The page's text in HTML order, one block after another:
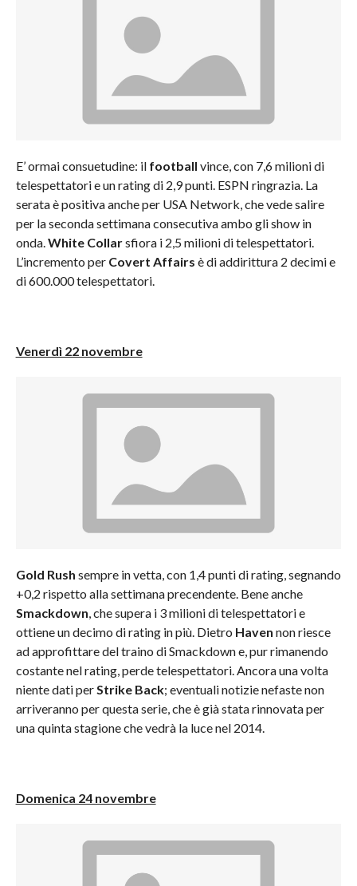
E’ ormai consuetudine: il football vince, con 7,6 milioni di
telespettatori e un rating di 2,9 punti. ESPN ringrazia. La
serata è positiva anche per USA Network, che vede salire
per la seconda settimana consecutiva ambo gli show in
onda. White Collarsfiora i 2,5 milioni di telespettatori.
L’incremento per Covert Affairs è di addirittura 2 decimi e
di 600.000 telespettatori.
Venerdì 22 novembre
Gold Rush sempre in vetta, con 1,4 punti di rating, segnando
+0,2 rispetto alla settimana precendente. Bene anche
Smackdown, che supera i 3 milioni di telespettatori e
ottiene un decimo di rating in più. Dietro Haven non riesce
ad approfittare del traino di Smackdown e, pur rimanendo
costante nel rating, perde telespettatori. Ancora una volta
niente dati perStrike Back; eventuali notizie nefaste non
arriveranno per questa serie, che è già stata rinnovata per
una quinta stagione che vedrà la luce nel 2014.
Domenica 24 novembre